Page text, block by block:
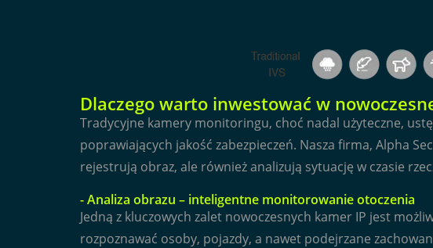
Dlaczego warto inwestować w
Tradycyjne kamery monitoringu, choć nadal użyteczne,
poprawiających jakość zabezpieczeń. Nasza firma, Alpha
rejestrują obraz, ale również analizują sytuację w czasie
- Analiza obrazu – inteligentne monitorowanie otoczenia
Jedną z kluczowych zalet nowoczesnych kamer IP jest
rozpoznawać osoby, pojazdy, a nawet podejrzane